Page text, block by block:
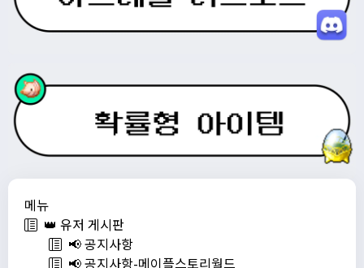
메뉴
👑 유저 게시판
📢 공지사항
📢 공지사항-메이플스토리월드